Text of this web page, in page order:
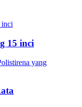
15 inci